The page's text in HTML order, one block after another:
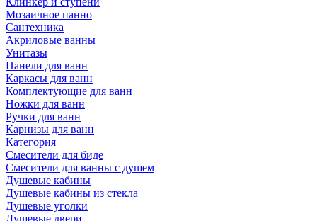
Мозаичное панно
Сантехника
Акриловые ванны
Унитазы
Панели для ванн
Каркасы для ванн
Комплектующие для ванн
Ножки для ванн
Ручки для ванн
Карнизы для ванн
Категория
Смесители для биде
Смесители для ванны с душем
Душевые кабины
Душевые кабины из стекла
Душевые уголки
Душевые двери